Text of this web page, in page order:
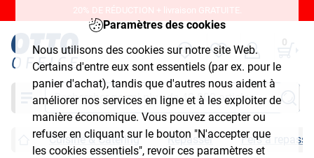
Paramètres des cookies
Nous utilisons des cookies sur notre site Web.
Certains d'entre eux sont essentiels (par ex. pour le
panier d'achat), tandis que d'autres nous aident à
améliorer nos services en ligne et à les exploiter de
manière économique. Vous pouvez accepter ou
refuser en cliquant sur le bouton "N'accepter que
les cookies essentiels", revoir ces paramètres et
20% DE RÉDUCTION + livraison GRATUITE.
0
Chercher
Cuisine & Catering Repasser Fers à